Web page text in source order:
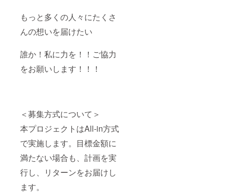
もっと多くの人々にたくさ
んの想いを届けたい
誰か！私に力を！！ご協力
をお願いします！！！
＜募集方式について＞
本プロジェクトはAll-in方式
で実施します。目標金額に
満たない場合も、計画を実
行し、リターンをお届けし
ます。